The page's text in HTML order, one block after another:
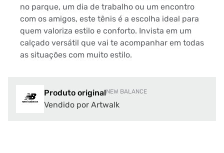
no parque, um dia de trabalho ou um encontro
com os amigos, este tênis é a escolha ideal para
quem valoriza estilo e conforto. Invista em um
calçado versátil que vai te acompanhar em todas
as situações com muito estilo.
Produto originalNEW BALANCE
Vendido por Artwalk